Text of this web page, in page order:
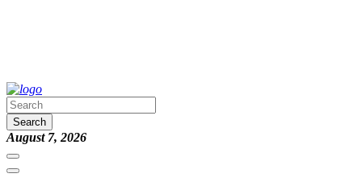
Search
August 7, 2026